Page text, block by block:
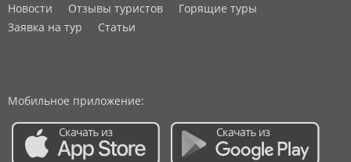
Новости Отзывы туристов
Горящие туры
Заявка на тур
Статьи
Мобильное приложение: